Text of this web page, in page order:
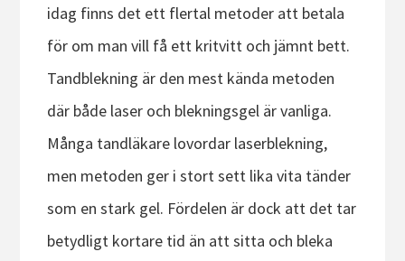
idag finns det ett flertal metoder att betala
för om man vill få ett kritvitt och jämnt bett.
Tandblekning är den mest kända metoden
där både laser och blekningsgel är vanliga.
Många tandläkare lovordar laserblekning,
men metoden ger i stort sett lika vita tänder
som en stark gel. Fördelen är dock att det tar
betydligt kortare tid än att sitta och bleka